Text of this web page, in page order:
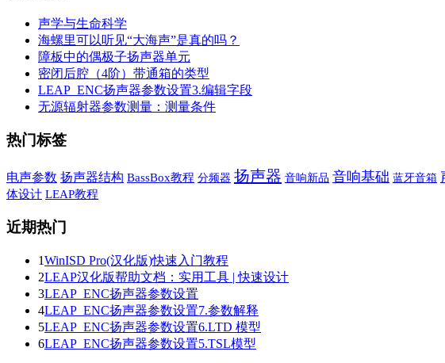
声学与生命科学
海螺里可以听见“大海声”是真的吗？
障板中的偶极子扬声器单元
密闭后腔（4阶）带通箱的类型
LEAP_ENC扬声器参数设置3.编辑字段
无源辐射器参数测量：测量条件
热门标签
电声参数 扬声器结构 BassBox教程 分频器 扬声器 音响新品 音响基础 蓝牙音箱
体设计 LEAP教程
近期热门
1WinISD Pro(汉化版)快速入门教程
2LEAP汉化版帮助文档：实用工具 | 快速设计
3LEAP_ENC扬声器参数设置
4LEAP_ENC扬声器参数设置7.参数解释
5LEAP_ENC扬声器参数设置6.LTD 模型
6LEAP_ENC扬声器参数设置5.TSL模型